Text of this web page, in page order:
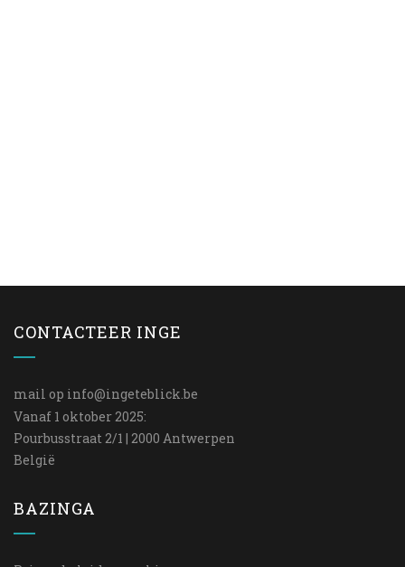
CONTACTEER INGE
mail op info@ingeteblick.be
Vanaf 1 oktober 2025:
Pourbusstraat 2/1 | 2000 Antwerpen
België
BAZINGA